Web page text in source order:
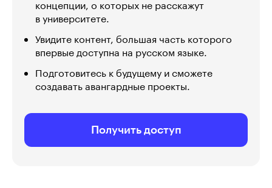
концепции, о которых не расскажут
в университете.
Увидите контент, большая часть которого
впервые доступна на русском языке.
Подготовитесь к будущему и сможете
создавать авангардные проекты.
Получить доступ